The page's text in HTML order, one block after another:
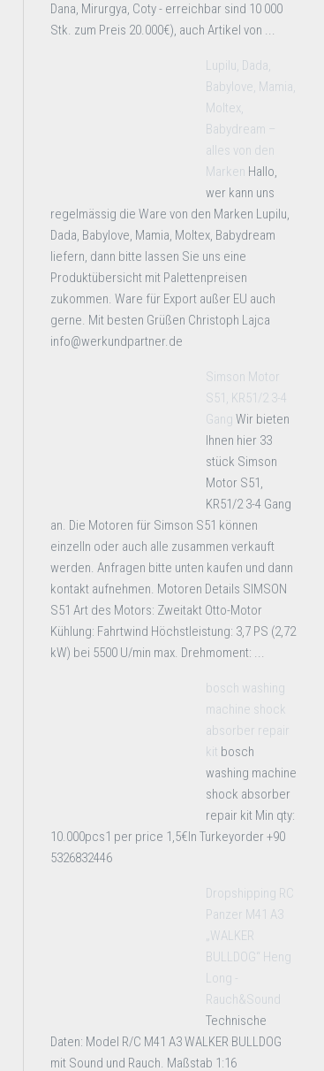
Dana, Mirurgya, Coty - erreichbar sind 10 000
Stk. zum Preis 20.000€), auch Artikel von ...
Lupilu, Dada,
Babylove, Mamia,
Moltex,
Babydream –
alles von den
Marken Hallo,
wer kann uns
regelmässig die Ware von den Marken Lupilu,
Dada, Babylove, Mamia, Moltex, Babydream
liefern, dann bitte lassen Sie uns eine
Produktübersicht mit Palettenpreisen
zukommen. Ware für Export außer EU auch
gerne. Mit besten Grüßen Christoph Lajca
info@werkundpartner.de
Simson Motor
S51, KR51/2 3-4
Gang Wir bieten
Ihnen hier 33
stück Simson
Motor S51,
KR51/2 3-4 Gang
an. Die Motoren für Simson S51 können
einzelln oder auch alle zusammen verkauft
werden. Anfragen bitte unten kaufen und dann
kontakt aufnehmen. Motoren Details SIMSON
S51 Art des Motors: Zweitakt Otto-Motor
Kühlung: Fahrtwind Höchstleistung: 3,7 PS (2,72
kW) bei 5500 U/min max. Drehmoment: ...
bosch washing
machine shock
absorber repair
kit bosch
washing machine
shock absorber
repair kit Min qty:
10.000pcs1 per price 1,5€In Turkeyorder +90
5326832446
Dropshipping RC
Panzer M41 A3
„WALKER
BULLDOG“ Heng
Long -
Rauch&Sound
Technische
Daten: Model R/C M41 A3 WALKER BULLDOG
mit Sound und Rauch. Maßstab 1:16